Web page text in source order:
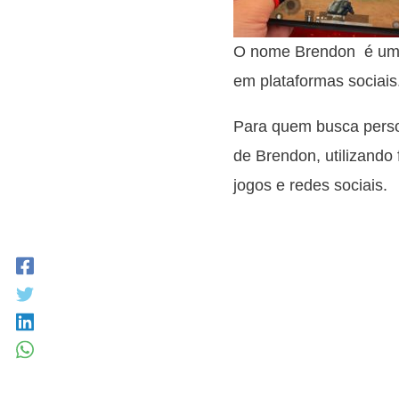
O nome Brendon é
em plataformas
Para quem busca
de Brendon,
jogos e redes sociais.